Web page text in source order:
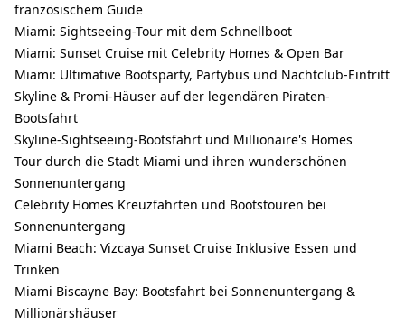
französischem Guide
Miami: Sightseeing-Tour mit dem Schnellboot
Miami: Sunset Cruise mit Celebrity Homes & Open Bar
Miami: Ultimative Bootsparty, Partybus und Nachtclub-Eintritt
Skyline & Promi-Häuser auf der legendären Piraten-
Bootsfahrt
Skyline-Sightseeing-Bootsfahrt und Millionaire's Homes
Tour durch die Stadt Miami und ihren wunderschönen
Sonnenuntergang
Celebrity Homes Kreuzfahrten und Bootstouren bei
Sonnenuntergang
Miami Beach: Vizcaya Sunset Cruise Inklusive Essen und
Trinken
Miami Biscayne Bay: Bootsfahrt bei Sonnenuntergang &
Millionärshäuser